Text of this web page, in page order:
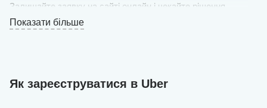
Залишайте заявку на сайті онлайн і чекайте рішення.
Якщо воно позитивне, вже протягом дня ви зможете
виїжджати на маршрут.
дані, щоб ви могли розпочати роботу без зайвих
затримок.
Показати більше
Як зареєструватися в Uber